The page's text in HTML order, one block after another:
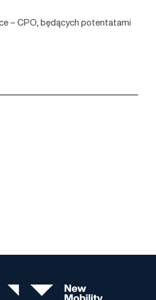
– CPO, będących potentatami